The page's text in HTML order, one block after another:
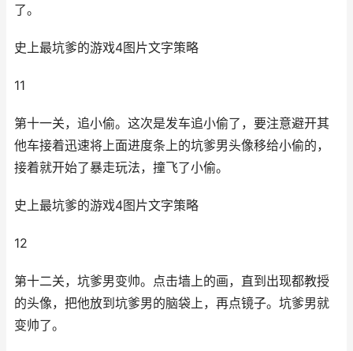
了。
史上最坑爹的游戏4图片文字策略
11
第十一关，追小偷。这次是发车追小偷了，要注意避开其
他车接着迅速将上面进度条上的坑爹男头像移给小偷的，
接着就开始了暴走玩法，撞飞了小偷。
史上最坑爹的游戏4图片文字策略
12
第十二关，坑爹男变帅。点击墙上的画，直到出现都教授
的头像，把他放到坑爹男的脑袋上，再点镜子。坑爹男就
变帅了。